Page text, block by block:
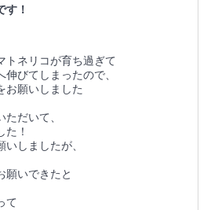
す！
トネリコが育ち過ぎて
びてしまったので、
お願いしました
だいて、
た！
しましたが、
願いできたと
て